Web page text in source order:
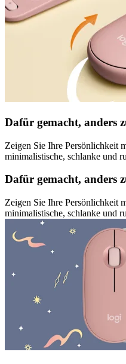
Dafür gemacht, anders
Zeigen Sie Ihre Persönlichkeit
minimalistische, schlanke und
Dafür gemacht, anders
Zeigen Sie Ihre Persönlichkeit
minimalistische, schlanke und